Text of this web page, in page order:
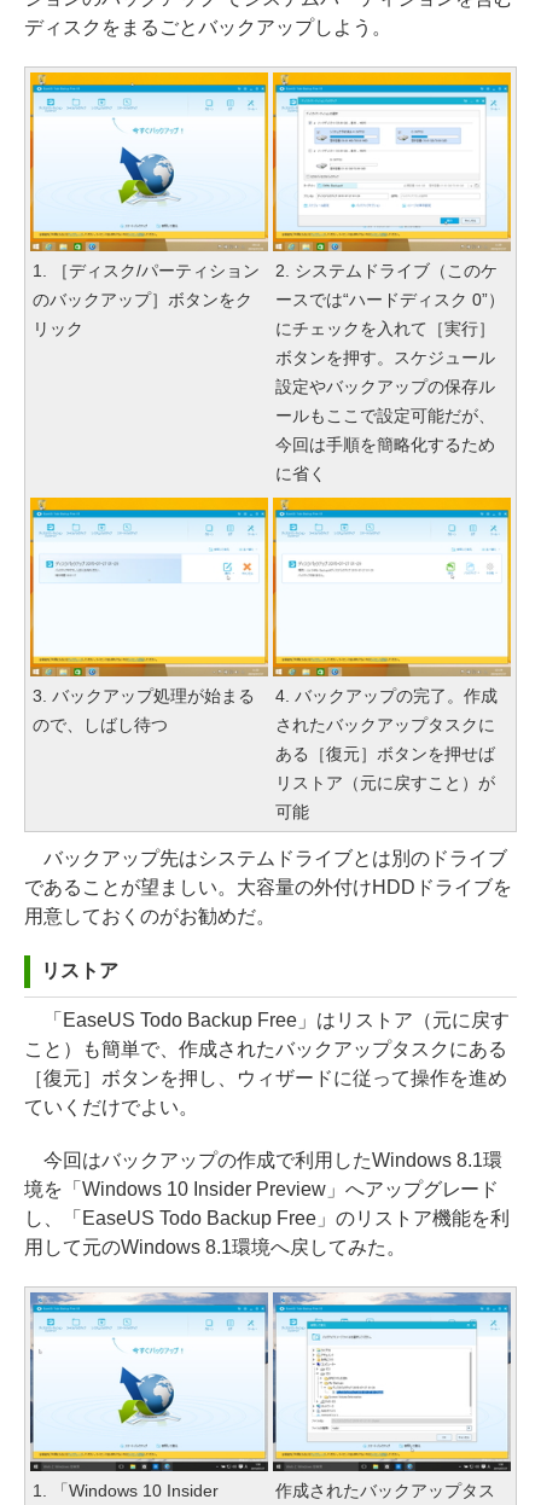
ディスクをまるごとバックアップしよう。
1. ［ディスク/パーティション
のバックアップ］ボタンをク
リック
2. システムドライブ（このケ
ースでは“ハードディスク 0”）
にチェックを入れて［実行］
ボタンを押す。スケジュール
設定やバックアップの保存ル
ールもここで設定可能だが、
今回は手順を簡略化するため
に省く
3. バックアップ処理が始まる
ので、しばし待つ
4. バックアップの完了。作成
されたバックアップタスクに
ある［復元］ボタンを押せば
リストア（元に戻すこと）が
可能
バックアップ先はシステムドライブとは別のドライブ
であることが望ましい。大容量の外付けHDDドライブを
用意しておくのがお勧めだ。
リストア
「EaseUS Todo Backup Free」はリストア（元に戻す
こと）も簡単で、作成されたバックアップタスクにある
［復元］ボタンを押し、ウィザードに従って操作を進め
ていくだけでよい。
今回はバックアップの作成で利用したWindows 8.1環
境を「Windows 10 Insider Preview」へアップグレード
し、「EaseUS Todo Backup Free」のリストア機能を利
用して元のWindows 8.1環境へ戻してみた。
1. 「Windows 10 Insider
作成されたバックアップタス